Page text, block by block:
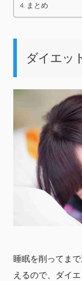
まとめ
ダイエッ
睡眠を削ってま
えるので、ダイ